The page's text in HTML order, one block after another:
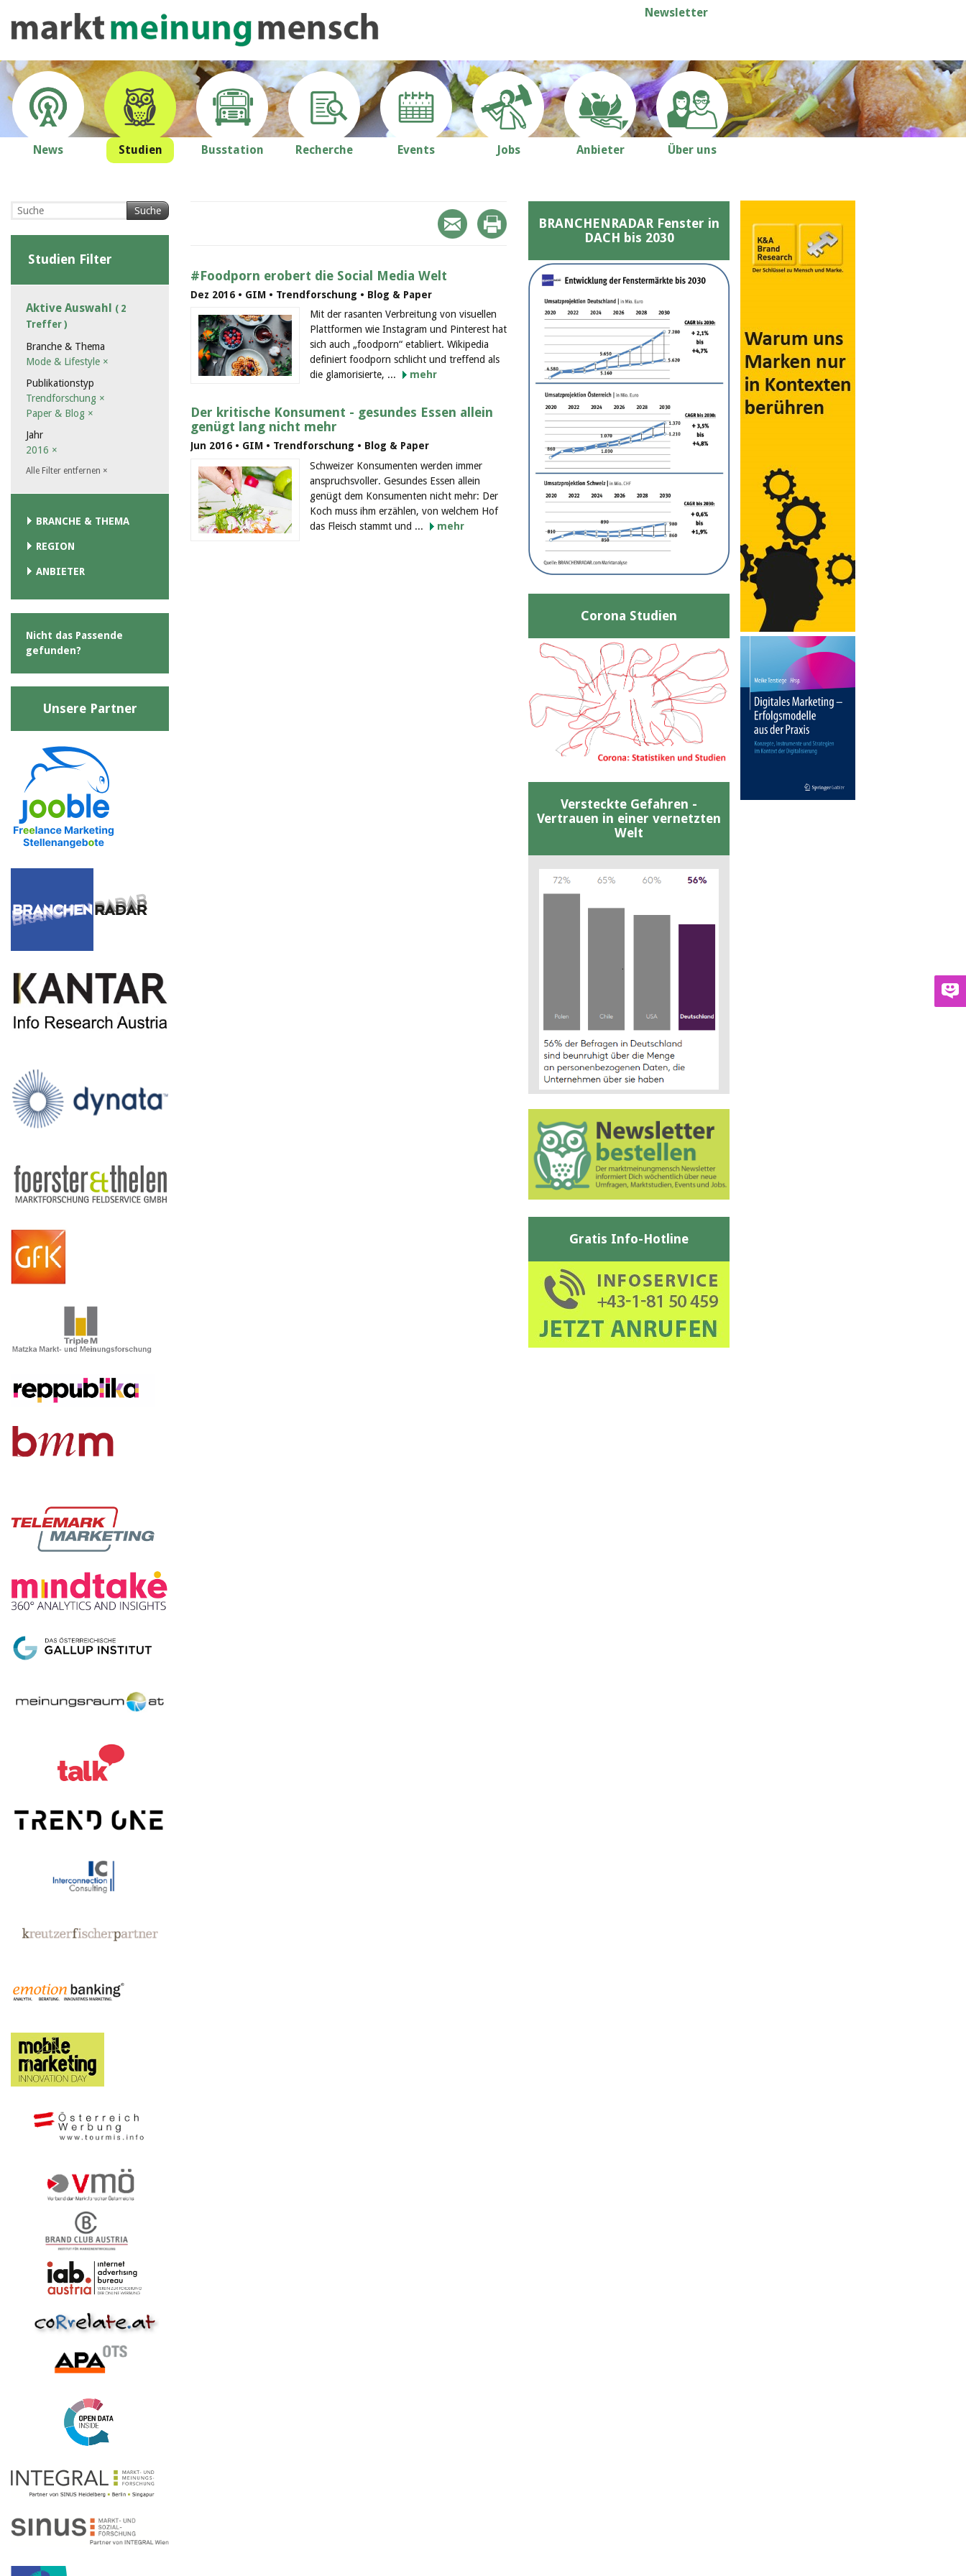
Newsletter
News Studien Busstation Recherche Events Jobs Anbieter Über uns
#Foodporn erobert die Social Media Welt
Dez 2016 • GIM • Trendforschung • Blog & Paper
Mit der rasanten Verbreitung von visuellen
Plattformen wie Instagram und Pinterest hat
sich auch „foodporn“ etabliert. Wikipedia
definiert foodporn schlicht und treffend als
die glamorisierte, ...
mehr
Der kritische Konsument - gesundes Essen allein
genügt lang nicht mehr
Jun 2016 • GIM • Trendforschung • Blog & Paper
Schweizer Konsumenten werden immer
anspruchsvoller. Gesundes Essen allein
genügt dem Konsumenten nicht mehr: Der
Koch muss ihm erzählen, von welchem Hof
das Fleisch stammt und ...
mehr
Suche
Studien Filter
Aktive Auswahl ( 2
Treffer )
Branche & Thema
Mode & Lifestyle ×
Publikationstyp
Trendforschung ×
Paper & Blog ×
Jahr
2016 ×
Alle Filter entfernen ×
BRANCHE & THEMA
REGION
ANBIETER
Nicht das Passende
gefunden?
Unsere Partner
BRANCHENRADAR Fenster in
DACH bis 2030
Corona Studien
Versteckte Gefahren -
Vertrauen in einer vernetzten
Welt
Gratis Info-Hotline